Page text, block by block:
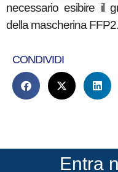
necessario esibire il
della mascherina FFP2.
CONDIVIDI
Entra